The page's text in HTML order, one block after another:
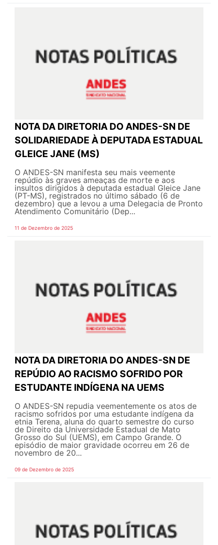
NOTA DA DIRETORIA DO ANDES-SN DE
SOLIDARIEDADE À DEPUTADA ESTADUAL
GLEICE JANE (MS)
O ANDES-SN manifesta seu mais veemente
repúdio às graves ameaças de morte e aos
insultos dirigidos à deputada estadual Gleice Jane
(PT-MS), registrados no último sábado (6 de
dezembro) que a levou a uma Delegacia de Pronto
Atendimento Comunitário (Dep...
11 de Dezembro de 2025
NOTA DA DIRETORIA DO ANDES-SN DE
REPÚDIO AO RACISMO SOFRIDO POR
ESTUDANTE INDÍGENA NA UEMS
O ANDES-SN repudia veementemente os atos de
racismo sofridos por uma estudante indígena da
etnia Terena, aluna do quarto semestre do curso
de Direito da Universidade Estadual de Mato
Grosso do Sul (UEMS), em Campo Grande. O
episódio de maior gravidade ocorreu em 26 de
novembro de 20...
09 de Dezembro de 2025